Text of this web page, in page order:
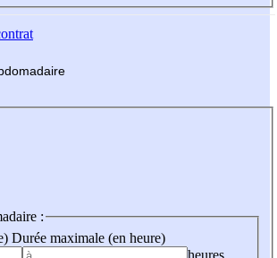
madaire
:
Durée maximale (en heure)
heures